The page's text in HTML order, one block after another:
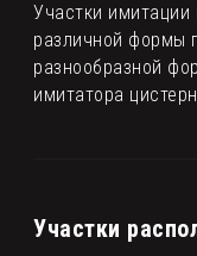
Участки имитации
различной формы
разнообразной
имитатора
Участки